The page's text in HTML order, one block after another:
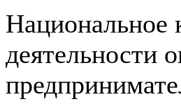
Национальное
деятельности